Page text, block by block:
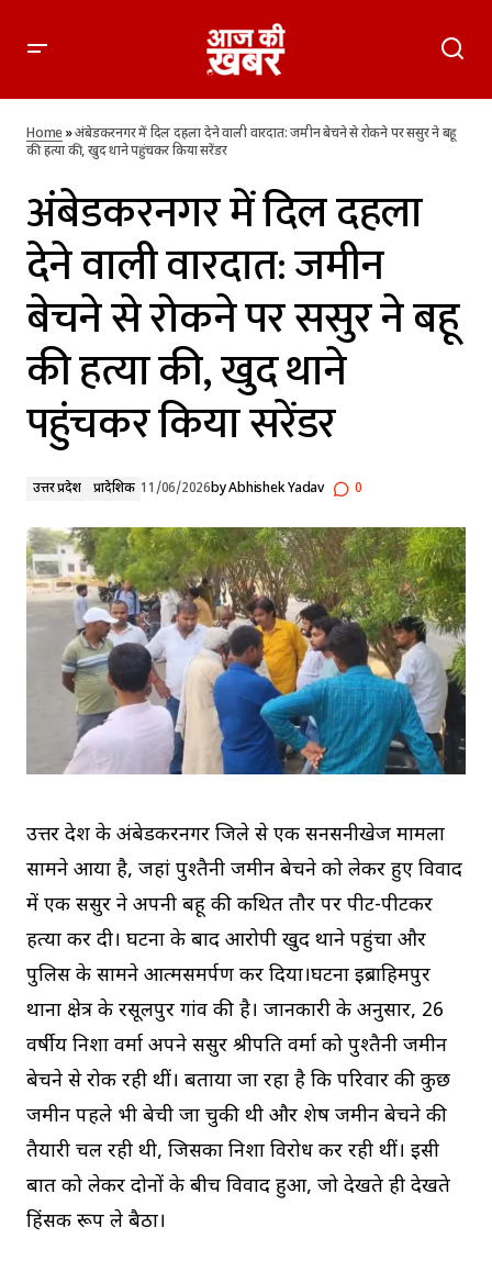
ससुर ने बहू की हत्या की, खुद थाने पहुंचकर किया सरेंडर
Home»अंबेडकरनगर में दिल दहला देने वाली वारदात: जमीन बेचने से रोकने पर ससुर ने बहू
की हत्या की, खुद थाने पहुंचकर किया सरेंडर
अंबेडकरनगर में दिल दहला
देने वाली वारदात: जमीन
बेचने से रोकने पर ससुर ने बहू
की हत्या की, खुद थाने
पहुंचकर किया सरेंडर
उत्तर प्रदेश प्रादेशिक 11/06/2026byAbhishek Yadav 0
उत्तर प्रदेश के अंबेडकरनगर जिले से एक सनसनीखेज मामला
सामने आया है, जहां पुश्तैनी जमीन बेचने को लेकर हुए विवाद
में एक ससुर ने अपनी बहू की कथित तौर पर पीट-पीटकर
हत्या कर दी। घटना के बाद आरोपी खुद थाने पहुंचा और
पुलिस के सामने आत्मसमर्पण कर दिया।घटना इब्राहिमपुर
थाना क्षेत्र के रसूलपुर गांव की है। जानकारी के अनुसार, 26
वर्षीय निशा वर्मा अपने ससुर श्रीपति वर्मा को पुश्तैनी जमीन
बेचने से रोक रही थीं। बताया जा रहा है कि परिवार की कुछ
जमीन पहले भी बेची जा चुकी थी और शेष जमीन बेचने की
तैयारी चल रही थी, जिसका निशा विरोध कर रही थीं। इसी
बात को लेकर दोनों के बीच विवाद हुआ, जो देखते ही देखते
हिंसक रूप ले बैठा।